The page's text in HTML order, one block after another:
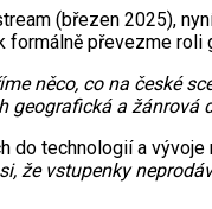
(březen 2025),
formálně převezme
něco, co na české
geografická a žánrová
do technologií a
že vstupenky